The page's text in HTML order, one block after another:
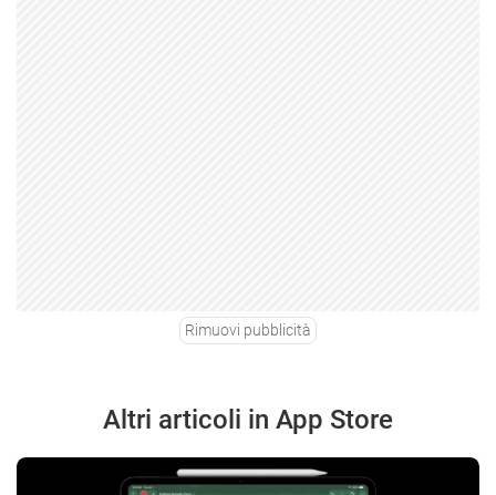
Rimuovi pubblicità
Altri articoli in App Store